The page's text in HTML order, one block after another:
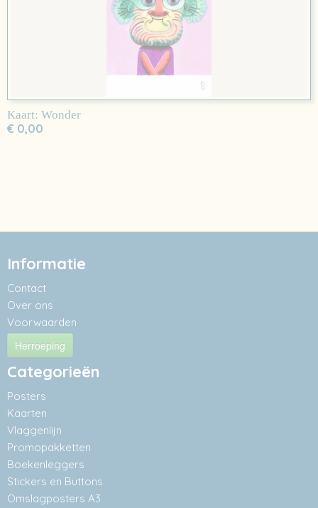
Kaart: Wonder
€ 0,00
Informatie
Contact
Over ons
Voorwaarden
Herroeping
Categorieën
Posters
Kaarten
Vlaggenlijn
Promopakketten
Boekenleggers
Stickers en Buttons
Omslagposters A3